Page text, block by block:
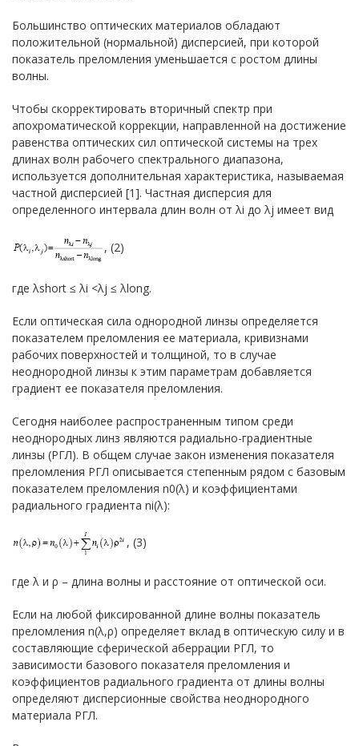
Большинство оптических материалов обладают
положительной (нормальной) дисперсией, при которой
показатель преломления уменьшается с ростом длины
волны.
Чтобы скорректировать вторичный спектр при
апохроматической коррекции, направленной на достижение
равенства оптических сил оптической системы на трех
длинах волн рабочего спектрального диапазона,
используется дополнительная характеристика, называемая
частной дисперсией [1]. Частная дисперсия для
определенного интервала длин волн от λi до λj имеет вид
, (2)
где λshort ≤ λi <λj ≤ λlong.
Если оптическая сила однородной линзы определяется
показателем преломления ее материала, кривизнами
рабочих поверхностей и толщиной, то в случае
неоднородной линзы к этим параметрам добавляется
градиент ее показателя преломления.
Сегодня наиболее распространенным типом среди
неоднородных линз являются радиально-градиентные
линзы (РГЛ). В общем случае закон изменения показателя
преломления РГЛ описывается степенным рядом с базовым
показателем преломления n0(λ) и коэффициентами
радиального градиента ni(λ):
, (3)
где λ и ρ – длина волны и расстояние от оптической оси.
Если на любой фиксированной длине волны показатель
преломления n(λ,ρ) определяет вклад в оптическую силу и в
составляющие сферической аберрации РГЛ, то
зависимости базового показателя преломления и
коэффициентов радиального градиента от длины волны
определяют дисперсионные свойства неоднородного
материала РГЛ.